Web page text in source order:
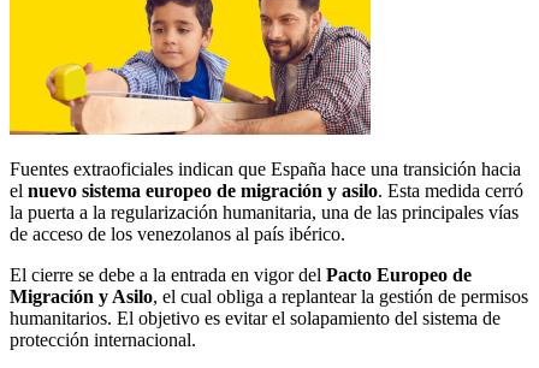
Fuentes extraoficiales indican que España hace una transición hacia
el nuevo sistema europeo de migración y asilo. Esta medida cerró
la puerta a la regularización humanitaria, una de las principales vías
de acceso de los venezolanos al país ibérico.
El cierre se debe a la entrada en vigor del Pacto Europeo de
Migración y Asilo, el cual obliga a replantear la gestión de permisos
humanitarios. El objetivo es evitar el solapamiento del sistema de
protección internacional.